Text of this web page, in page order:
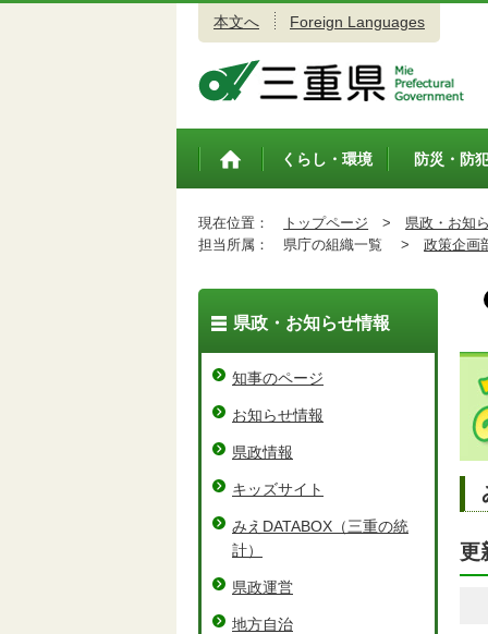
本文へ Foreign Languages
トップペ
くらし・環境 防災・防
現在位置： トップページ >
県政・お知
担当所属：
県庁の組織一覧 > 政策企画
更
県政・お知らせ情報
知事のページ
お知らせ情報
県政情報
キッズサイト
みえDATABOX（三重の統
計）
県政運営
地方自治